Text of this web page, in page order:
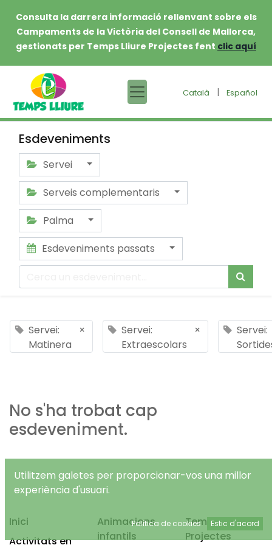
Consulta la darrera informació rellenvant sobre els
Campaments de la Victòria del Consell de Mallorca,
gestionats per Temps Lliure Projectes fent clic aquí
Català | Español
Esdeveniments
Servei
Serveis complementaris
Palma
Esdeveniments passats
Servei:
Matinera
×
Servei:
Extraescolars
×
Servei:
No s'ha trobat cap
esdeveniment.
Inici
Activitats en
Animacions
infantils
Temps Lliure
Projectes
Utilitzem galetes per proporcionar-vos una millor
experiència d'usuari.
Política de cookies Estic d'acord